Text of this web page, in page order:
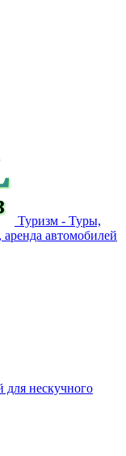
Туризм - Туры,
автомобилей
для нескучного